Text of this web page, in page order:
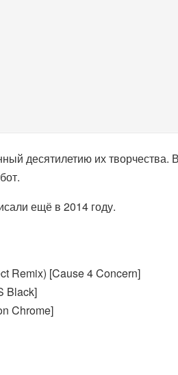
десятилетию их творчества.
ещё в 2014 году.
Remix) [Cause 4 Concern]
Black]
Chrome]